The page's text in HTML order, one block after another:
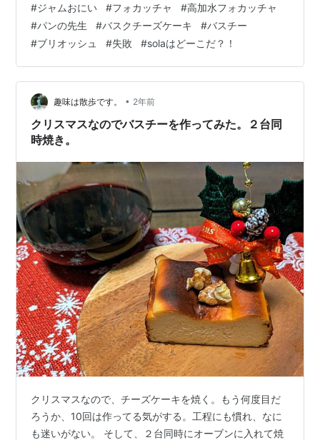
してきました✨パフパフぅー🎺🎵 これは何か作らねば(*
´∇｀*)✨ いやあ〜実は測り壊れてたんですよね〜(・
∀・)w でも基本料理は目分量と感覚、自分の舌で作るの
で何も困りはしません🙄 ⚠️ご安心を。。。パンとスイー
ツはある程度カップや軽量スプーンでザックリ測っては
おりました…
#ジャムおにい #フォカッチャ #高加水フォカッチャ
#パンの先生 #バスクチーズケーキ #バスチー
#ブリオッシュ #失敗 #solaはどーこだ？！
趣味は散歩です。 • 2年前
クリスマスなのでバスチーを作ってみた。２台同
時焼き。
クリスマスなので、チーズケーキを焼く。もう何度目だ
ろうか、10回は作ってる気がする。工程にも慣れ、なに
も迷いがない。 そして、２台同時にオーブンに入れて焼